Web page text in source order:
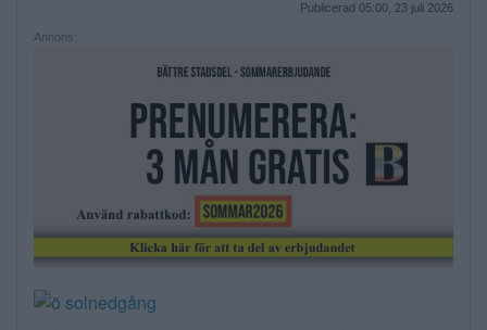
Publicerad 05:00, 23 juli 2026
Annons: